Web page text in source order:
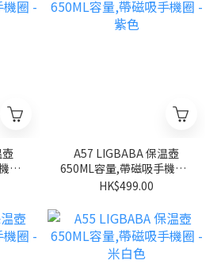
圈 -
A57 LIGBABA 保温壺
650ML容量,帶磁吸手機圈 -
紫色
HK$499.00